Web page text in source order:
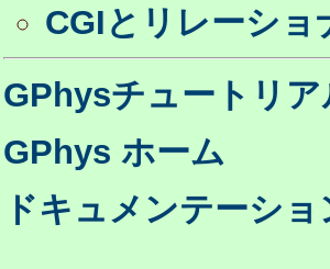
CGIとリレーシ
GPhysチュートリ
GPhys ホーム
ドキュメンテーシ